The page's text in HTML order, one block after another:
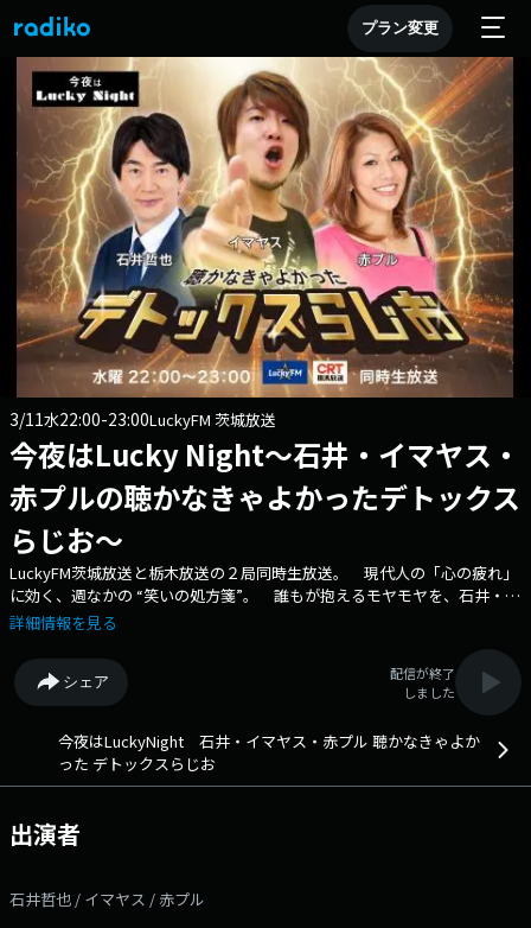
プラン変更
3/11水22:00-23:00LuckyFM 茨城放送
今夜はLucky Night～石井・イマヤス・
赤プルの聴かなきゃよかったデトックス
らじお～
LuckyFM茨城放送と栃木放送の２局同時生放送。 現代人の「心の疲れ」
に効く、週なかの “笑いの処方箋”。 誰もが抱えるモヤモヤを、石井・イ
マヤス・ 赤プルの３人が、愛と本音と笑いでデトックス。 「聴いた後
ibaraki.com ●radikoで「デトらじ」を聴く ●「デトらじ」公式X ハ
ッシュタグは＃デトらじ ●イマヤスさん公式Xはこちら ●「HAPPY
パンチ！」公式HPはこちら ●radikoで「HAPPYパンチ!」を聴く ●ス
キップカウズ公式Xはこちら ●赤プルさん公式Xはこちら ●「今夜は
LuckyNight 赤プルマンデー」公式Xはこちら ●radikoで「赤プルマンデ
ー」を聴く ●石井哲也さん公式Ｘはこちら ●radikoで「Music Pick
詳細情報を見る
シェア
配信が終了
しました
今夜はLuckyNight 石井・イマヤス・赤プル 聴かなきゃよか
った デトックスらじお
出演者
石井哲也 / イマヤス / 赤プル